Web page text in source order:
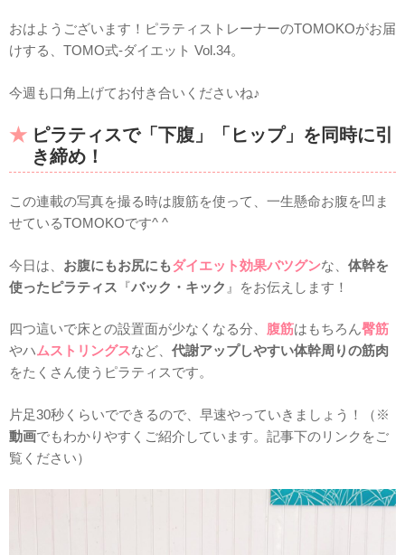
おはようございます！ピラティストレーナーのTOMOKOがお届
けする、TOMO式-ダイエット Vol.34。
今週も口角上げてお付き合いくださいね♪
ピラティスで「下腹」「ヒップ」を同時に引
き締め！
この連載の写真を撮る時は腹筋を使って、一生懸命お腹を凹ま
せているTOMOKOです^ ^
今日は、 お腹にもお尻にもダイエット効果バツグンな、 体幹を
使ったピラティス 『バック・キック 』をお伝えします！
四つ這いで床との設置面が少なくなる分、 腹筋はもちろん臀筋
やハムストリングスなど、 代謝アップしやすい体幹周りの筋肉
をたくさん使うピラティスです。
片足30秒くらいでできるので、早速やっていきましょう！（※
動画でもわかりやすくご紹介しています。記事下のリンクをご
覧ください）